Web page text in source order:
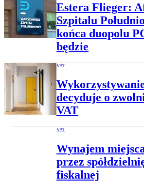
Estera Flieger:
Szpitalu
końca duopolu
będzie
VAT
decyduje o
VAT
VAT
Wynajem
przez
fiskalnej